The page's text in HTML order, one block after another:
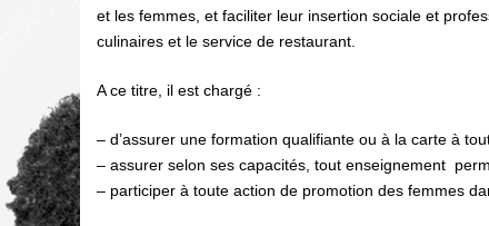
et les femmes, et faciliter leur insertion sociale et
culinaires et le service de restaurant.
A ce titre, il est chargé :
– d’assurer une formation qualifiante ou à la carte à
– assurer selon ses capacités, tout enseignement
– participer à toute action de promotion des femmes